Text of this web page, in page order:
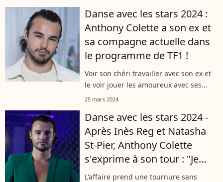
Heureusement, il peut compter sur le
soutien...
Danse avec les stars 2024 :
Anthony Colette a son ex et
sa compagne actuelle dans
le programme de TF1 !
Voir son chéri travailler avec son ex et
le voir jouer les amoureux avec ses
partenaires, voilà ce que doit subir
avec l'un des visages forts de
l'émission...
25 mars 2024
Danse avec les stars 2024 -
Après Inès Reg et Natasha
St-Pier, Anthony Colette
s'exprime à son tour : "Je
tiens à préciser que..."
L'affaire prend une tournure sans